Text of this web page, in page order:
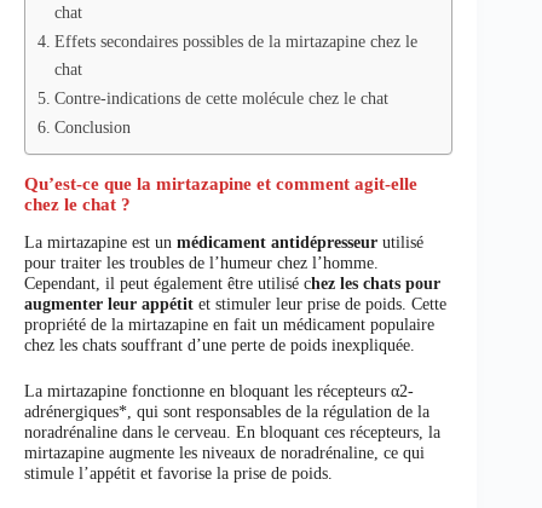
chat
Effets secondaires possibles de la mirtazapine chez le
chat
Contre-indications de cette molécule chez le chat
Conclusion
Qu’est-ce que la mirtazapine et comment agit-elle
chez le chat ?
La mirtazapine est un médicament antidépresseur utilisé
pour traiter les troubles de l’humeur chez l’homme.
Cependant, il peut également être utilisé chez les chats pour
augmenter leur appétit et stimuler leur prise de poids. Cette
propriété de la mirtazapine en fait un médicament populaire
chez les chats souffrant d’une perte de poids inexpliquée.
La mirtazapine fonctionne en bloquant les récepteurs α2-
adrénergiques*, qui sont responsables de la régulation de la
noradrénaline dans le cerveau. En bloquant ces récepteurs, la
mirtazapine augmente les niveaux de noradrénaline, ce qui
stimule l’appétit et favorise la prise de poids.